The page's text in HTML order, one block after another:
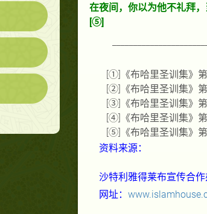
在夜间，你以为他不礼拜
[⑤]
[①] 《布哈里圣训集》第
[②] 《布哈里圣训集》第
[③] 《布哈里圣训集》第
[④] 《布哈里圣训集》第
[⑤] 《布哈里圣训集》第
资料来源：
沙特利雅得莱布宣传合
网址：